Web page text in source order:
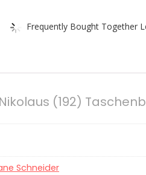
Frequently Bought Together
Nikolaus (192)
Schneider